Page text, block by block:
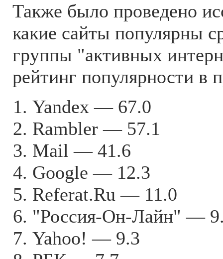
Также было проведено
какие сайты популярны
группы "активных
рейтинг популярности в
Yandex — 67.0
Rambler — 57.1
Mail — 41.6
Google — 12.3
Referat.Ru — 11.0
"Россия-Он-Лайн" —
Yahoo! — 9.3